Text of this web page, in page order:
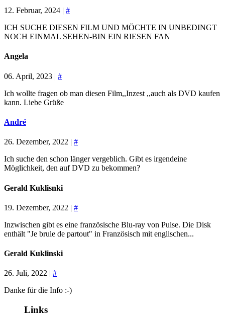
12. Februar, 2024 | #
ICH SUCHE DIESEN FILM UND MÖCHTE IN UNBEDINGT
NOCH EINMAL SEHEN-BIN EIN RIESEN FAN
Angela
06. April, 2023 | #
Ich wollte fragen ob man diesen Film,,Inzest ,,auch als DVD kaufen
kann. Liebe Grüße
André
26. Dezember, 2022 | #
Ich suche den schon länger vergeblich. Gibt es irgendeine
Möglichkeit, den auf DVD zu bekommen?
Gerald Kuklisnki
19. Dezember, 2022 | #
Inzwischen gibt es eine französische Blu-ray von Pulse. Die Disk
enthält "Je brule de partout" in Französisch mit englischen...
Gerald Kuklinski
26. Juli, 2022 | #
Danke für die Info :-)
Links